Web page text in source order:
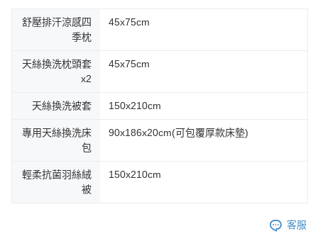
舒壓排汗涼感四
季枕
45x75cm
天絲換洗枕頭套
x2
45x75cm
天絲換洗被套 150x210cm
專用天絲換洗床
包
90x186x20cm(可包覆厚款床墊)
輕柔抗菌羽絲絨
被
150x210cm
客服